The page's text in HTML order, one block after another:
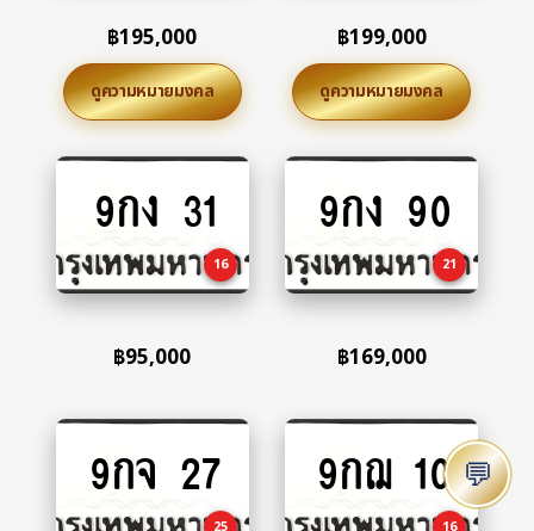
฿195,000
ดูความหมายมงคล
฿199,000
ดูความหมายมงคล
to
9กง 31
16
฿95,000
to
9กง 90
21
฿169,000
to
9กจ 27
25
Add
9กฌ 10
16
💬